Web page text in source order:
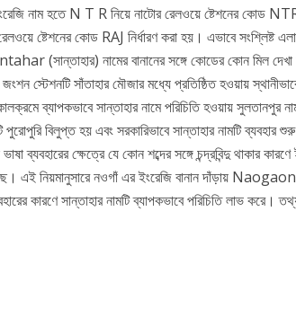
নাম হতে N T R নিয়ে নাটোর রেলওয়ে ষ্টেশনের কোড
ষ্টেশনের কোড RAJ নির্ধারণ করা হয়। এভাবে সংশ্লিষ্ট
(সান্তাহার) নামের বানানের সঙ্গে কোডের কোন মিল দেখা
স্টেশনটি সাঁতাহার মৌজার মধ্যে প্রতিষ্ঠিত হওয়ায়
ব্যাপকভাবে সান্তাহার নামে পরিচিতি হওয়ায় সুলতানপুর
বিলুপ্ত হয় এবং সরকারিভাবে সান্তাহার নামটি ব্যবহার
ক্ষেত্রে যে কোন শব্দের সঙ্গে চন্দ্রবিন্দু থাকার কারণে
এই নিয়মানুসারে ‍‍নওগাঁ এর ইংরেজি বানান দাঁড়ায়
কারণে সান্তাহার নামটি ব্যাপকভাবে পরিচিতি লাভ করে।